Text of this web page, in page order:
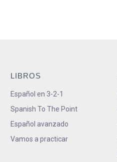
LIBROS
Español en 3-2-1
Spanish To The Point
Español avanzado
Vamos a practicar